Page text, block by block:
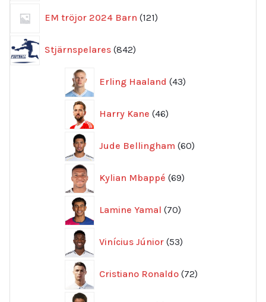
EM tröjor 2024 Barn 121
produkter
Stjärnspelares 842
produkter
Erling Haaland 43
produkter
Harry Kane 46
produkter
Jude Bellingham 60
produkter
Kylian Mbappé 69
produkter
Lamine Yamal 70
produkter
Vinícius Júnior 53
produkter
Cristiano Ronaldo 72
produkter